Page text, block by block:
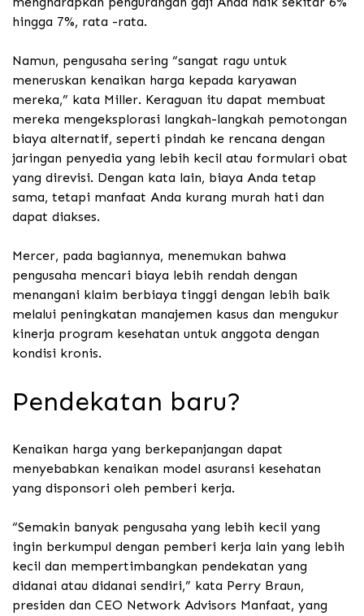
hingga 7%, rata -rata.
Namun, pengusaha sering “sangat ragu untuk
meneruskan kenaikan harga kepada karyawan
mereka,” kata Miller. Keraguan itu dapat membuat
mereka mengeksplorasi langkah-langkah pemotongan
biaya alternatif, seperti pindah ke rencana dengan
jaringan penyedia yang lebih kecil atau formulari obat
yang direvisi. Dengan kata lain, biaya Anda tetap
sama, tetapi manfaat Anda kurang murah hati dan
dapat diakses.
Mercer, pada bagiannya, menemukan bahwa
pengusaha mencari biaya lebih rendah dengan
menangani klaim berbiaya tinggi dengan lebih baik
melalui peningkatan manajemen kasus dan mengukur
kinerja program kesehatan untuk anggota dengan
kondisi kronis.
Pendekatan baru?
Kenaikan harga yang berkepanjangan dapat
menyebabkan kenaikan model asuransi kesehatan
yang disponsori oleh pemberi kerja.
“Semakin banyak pengusaha yang lebih kecil yang
ingin berkumpul dengan pemberi kerja lain yang lebih
kecil dan mempertimbangkan pendekatan yang
didanai atau didanai sendiri,” kata Perry Braun,
presiden dan CEO Network Advisors Manfaat, yang